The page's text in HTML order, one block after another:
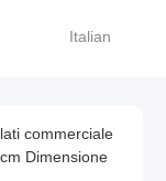
Italian
commerciale
Dimensione